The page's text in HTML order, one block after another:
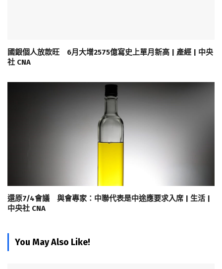
國銀個人放款旺 6月大增2575億寫史上單月新高 | 產經 | 中央
社 CNA
還原7/4會議 與會專家：中聯代表是中途應要求入席 | 生活 |
中央社 CNA
You May Also Like!